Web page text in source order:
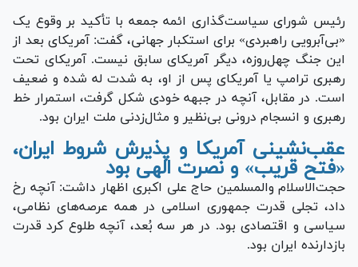
رئیس شورای سیاست‌گذاری ائمه جمعه با تأکید بر وقوع یک
«بی‌آبرویی راهبردی» برای استکبار جهانی، گفت: آمریکای بعد از
این جنگ چهل‌روزه، دیگر آمریکای سابق نیست. آمریکای تحت
رهبری ترامپ یا آمریکای پس از او، به شدت له شده و ضعیف
است. در مقابل، آنچه در جبهه خودی شکل گرفت، استمرار خط
رهبری و انسجام درونی بی‌نظیر و مثال‌زدنی ملت ایران بود.
عقب‌نشینی آمریکا و پذیرش شروط ایران،
«فتح قریب» و نصرت الهی بود
حجت‌الاسلام والمسلمین حاج علی اکبری اظهار داشت: آنچه رخ
داد، تجلی قدرت جمهوری اسلامی در همه عرصه‌های نظامی،
سیاسی و اقتصادی بود. در هر سه بُعد، آنچه طلوع کرد قدرت
بازدارنده ایران بود.